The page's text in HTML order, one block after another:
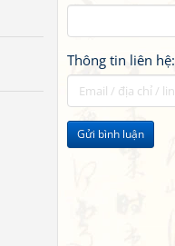
Thông tin liên hệ:
Gửi bình luận